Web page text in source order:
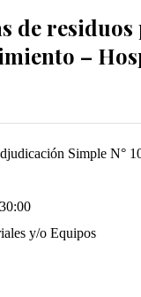
de
–
Simple N°
y/o Equipos